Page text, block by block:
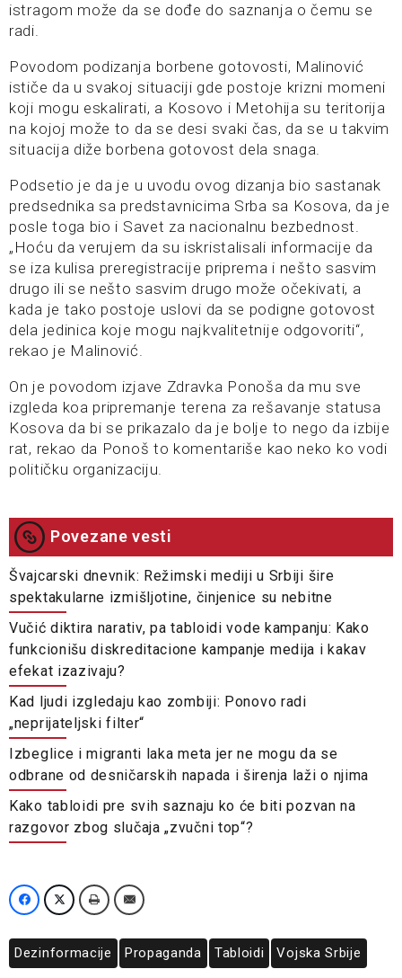
istragom može da se dođe do saznanja o čemu se
radi.
Povodom podizanja borbene gotovosti, Malinović
ističe da u svakoj situaciji gde postoje krizni momeni
koji mogu eskalirati, a Kosovo i Metohija su teritorija
na kojoj može to da se desi svaki čas, da se u takvim
situacija diže borbena gotovost dela snaga.
Podsetio je da je u uvodu ovog dizanja bio sastanak
predsednika sa predstavnicima Srba sa Kosova, da je
posle toga bio i Savet za nacionalnu bezbednost.
„Hoću da verujem da su iskristalisali informacije da
se iza kulisa preregistracije priprema i nešto sasvim
drugo ili se nešto sasvim drugo može očekivati, a
kada je tako postoje uslovi da se podigne gotovost
dela jedinica koje mogu najkvalitetnije odgovoriti“,
rekao je Malinović.
On je povodom izjave Zdravka Ponoša da mu sve
izgleda koa pripremanje terena za rešavanje statusa
Kosova da bi se prikazalo da je bolje to nego da izbije
rat, rekao da Ponoš to komentariše kao neko ko vodi
političku organizaciju.
Povezane vesti
Švajcarski dnevnik: Režimski mediji u Srbiji šire
spektakularne izmišljotine, činjenice su nebitne
Vučić diktira narativ, pa tabloidi vode kampanju: Kako
funkcionišu diskreditacione kampanje medija i kakav
efekat izazivaju?
Kad ljudi izgledaju kao zombiji: Ponovo radi
„neprijateljski filter“
Izbeglice i migranti laka meta jer ne mogu da se
odbrane od desničarskih napada i širenja laži o njima
Kako tabloidi pre svih saznaju ko će biti pozvan na
razgovor zbog slučaja „zvučni top“?
Dezinformacije Propaganda Tabloidi Vojska Srbije